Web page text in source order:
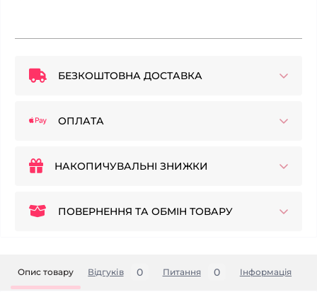
БЕЗКОШТОВНА ДОСТАВКА
ОПЛАТА
НАКОПИЧУВАЛЬНІ ЗНИЖКИ
ПОВЕРНЕННЯ ТА ОБМІН ТОВАРУ
Опис товару Відгуків 0 Питання 0 Iнформація